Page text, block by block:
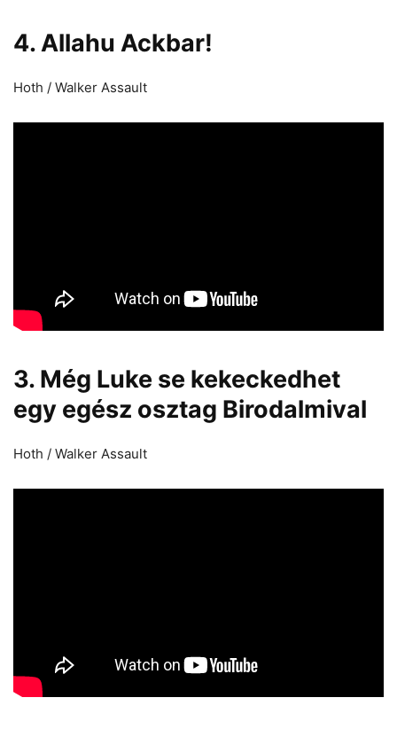
4. Allahu Ackbar!
Hoth / Walker Assault
3. Még Luke se kekeckedhet
egy egész osztag Birodalmival
Hoth / Walker Assault